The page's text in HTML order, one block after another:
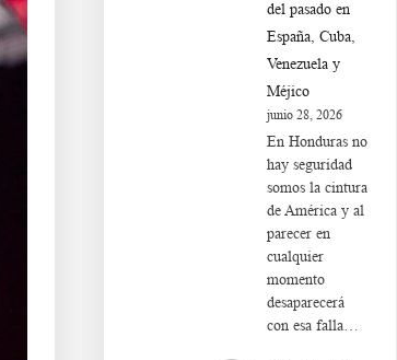
del pasado en
España, Cuba,
Venezuela y
Méjico
junio 28, 2026
En Honduras no
hay seguridad
somos la cintura
de América y al
parecer en
cualquier
momento
desaparecerá
con esa falla…